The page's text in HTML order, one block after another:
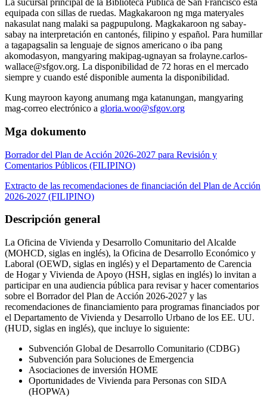
La sucursal principal de la Biblioteca Pública de San Francisco está
equipada con sillas de ruedas. Magkakaroon ng mga materyales
nakasulat nang malaki sa pagpupulong. Magkakaroon ng sabay-
sabay na interpretación en cantonés, filipino y español. Para humillar
a tagapagsalin sa lenguaje de signos americano o iba pang
akomodasyon, mangyaring makipag-ugnayan sa frolayne.carlos-
wallace@sfgov.org. La disponibilidad de 72 horas en el mercado
siempre y cuando esté disponible aumenta la disponibilidad.
Kung mayroon kayong anumang mga katanungan, mangyaring
mag-correo electrónico a gloria.woo@sfgov.org
Mga dokumento
Borrador del Plan de Acción 2026-2027 para Revisión y
Comentarios Públicos (FILIPINO)
Extracto de las recomendaciones de financiación del Plan de Acción
2026-2027 (FILIPINO)
Descripción general
La Oficina de Vivienda y Desarrollo Comunitario del Alcalde
(MOHCD, siglas en inglés), la Oficina de Desarrollo Económico y
Laboral (OEWD, siglas en inglés) y el Departamento de Carencia
de Hogar y Vivienda de Apoyo (HSH, siglas en inglés) lo invitan a
participar en una audiencia pública para revisar y hacer comentarios
sobre el Borrador del Plan de Acción 2026-2027 y las
recomendaciones de financiamiento para programas financiados por
el Departamento de Vivienda y Desarrollo Urbano de los EE. UU.
(HUD, siglas en inglés), que incluye lo siguiente:
Subvención Global de Desarrollo Comunitario (CDBG)
Subvención para Soluciones de Emergencia
Asociaciones de inversión HOME
Oportunidades de Vivienda para Personas con SIDA
(HOPWA)